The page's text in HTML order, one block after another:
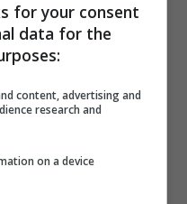
cosa
anche se dura
sui vestiti
anche se mi saluti
un po’
for your consent
data for the
content, advertising and
research and
on a device